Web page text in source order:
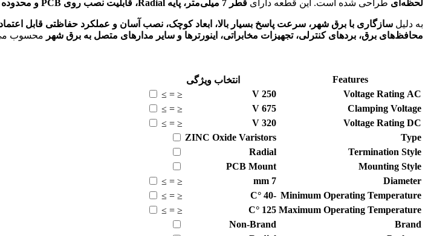
لحظه‌ای طراحی شده است. این قطعه دارای قطر 7 میلی‌متر، پایه Radial، قابلیت نصب روی PCB و محدوده دمای کاری 40- تا 125+ درجه سانتی‌گراد
به دلیل سازگاری با برق شهر، سرعت پاسخ بسیار بالا، ابعاد کوچک، نصب آسان و عملکرد حفاظتی قابل اعتماد
محافظ‌های برق، بردهای کنترلی، تجهیزات مخابراتی، اینورترها و سایر مدارهای متصل به برق شهر محسوب
Features
انتخاب ویژگی
Voltage Rating AC
250
V
≤
=
≥
Clamping Voltage
675
V
≤
=
≥
Voltage Rating DC
320
V
≤
=
≥
Type
ZINC Oxide Varistors
Termination Style
Radial
Mounting Style
PCB Mount
Diameter
7
mm
≤
=
≥
Minimum Operating Temperature
-40
°C
≤
=
≥
Maximum Operating Temperature
125
°C
≤
=
≥
Brand
Non-Brand